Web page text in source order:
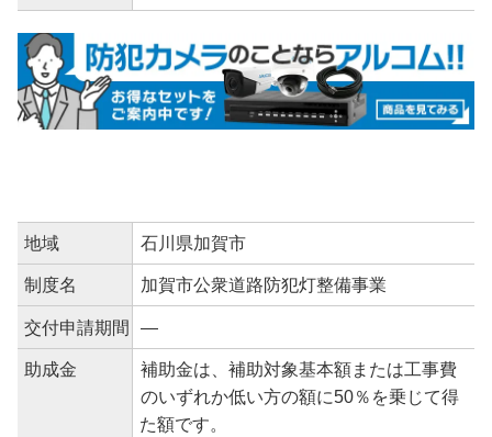
地域 石川県加賀市
制度名 加賀市公衆道路防犯灯整備事業
交付申請期間 ―
助成金
補助金は、補助対象基本額または工事費
のいずれか低い方の額に50％を乗じて得
た額です。